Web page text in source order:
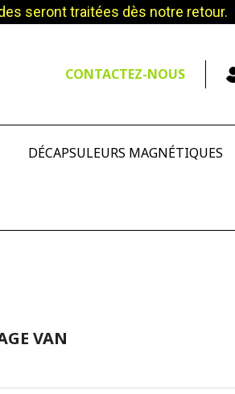
seront traitées dès notre retour.
CONTACTEZ-NOUS
DÉCAPSULEURS MAGNÉTIQUES
VAN